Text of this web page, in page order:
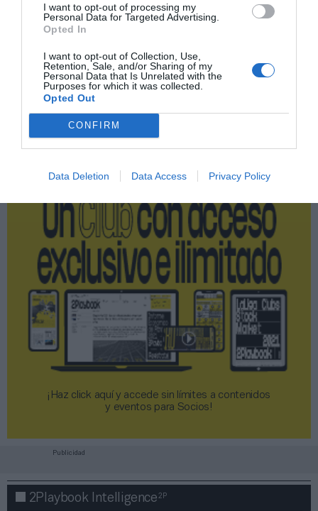
I want to opt-out of processing my
Personal Data for Targeted Advertising.
Opted In
I want to opt-out of Collection, Use,
Retention, Sale, and/or Sharing of my
Personal Data that Is Unrelated with the
Purposes for which it was collected.
Opted Out
CONFIRM
Data Deletion Data Access Privacy Policy
Índex2P
NBA
Publicidad
¡Haz click aquí y accede sin límites a contenidos
y eventos para Socios!​​​​​​​
Publicidad
2Playbook Intelligence2P